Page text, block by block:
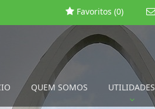
Favoritos (0)
QUEM SOMOS UTILIDADES